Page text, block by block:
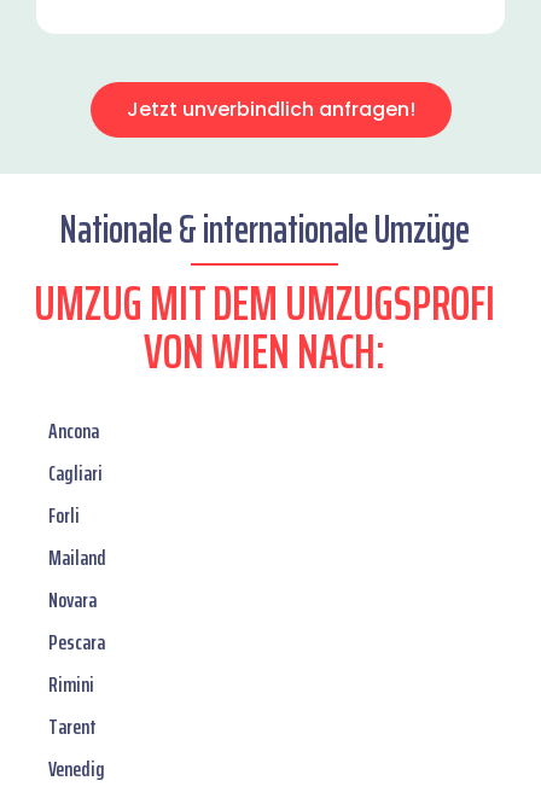
Jetzt unverbindlich anfragen!
Nationale & internationale Umzüge
UMZUG MIT DEM UMZUGSPROFI
VON WIEN NACH:
Ancona
Cagliari
Forli
Mailand
Novara
Pescara
Rimini
Tarent
Venedig